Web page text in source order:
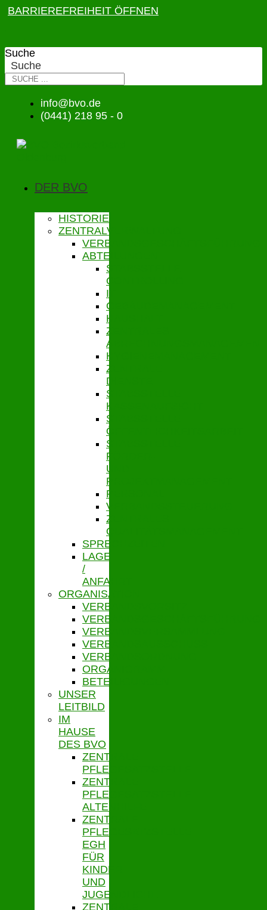
BARRIEREFREIHEIT ÖFFNEN
Suche
Suche
info@bvo.de
(0441) 218 95 - 0
DER BVO
HISTORIE
ZENTRALVERWALTUNG
VERBANDSGESCHÄFTSFÜHRUNG
ABTEILUNGEN
STABSSTELLE
CONTROLLING
IT
GEBÄUDEMANAGEMENT
HAUSHALT
ZENTRALES
ABRECHNUNGSMANAGEMENT
HYGIENEMANAGEMENT
ZENTRALE
DIENSTE
STABSSTELLE
KASSENAUFSICHT
STABSSTELLE
ÖFFENTLICHKEITSARBEIT
STABSSTELLE
FÖRDER-
UND
PROJEKTMANAGEMENT
PERSONAL
VERBANDSSTEUERUNG
ZENTRALES
QUALITÄTSMANAGEMENT
SPRECHZEITEN
LAGE
/
ANFAHRT
ORGANISATION
VERBANDSVORSITZ
VERBANDSGESCHÄFTSFÜHRUNG
VERBANDSVERSAMMLUNG
VERBANDSAUSSCHUSS
VERBANDSORDNUNG
ORGANIGRAMM
BETEILIGUNGEN
UNSER
LEITBILD
IM
HAUSE
DES BVO
ZENTRALE
PFLEGESATZSTELLE
ZENTRALE
PFLEGESATZSTELLE
ALTENHILFE
ZENTRALE
PFLEGESATZSTELLE
EGH
FÜR
KINDER
UND
JUGENDLICHE
ZENTRALE